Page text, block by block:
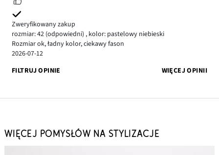
Zweryfikowany zakup
rozmiar: 42 (odpowiedni) , kolor: pastelowy niebieski
Rozmiar ok, ładny kolor, ciekawy fason
2026-07-12
FILTRUJ OPINIE
WIĘCEJ OPINII
WIĘCEJ POMYSŁÓW NA STYLIZACJE